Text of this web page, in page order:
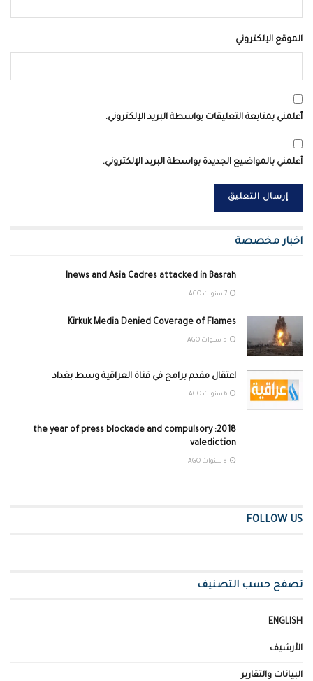
الموقع الإلكتروني
أعلمني بمتابعة التعليقات بواسطة البريد الإلكتروني.
أعلمني بالمواضيع الجديدة بواسطة البريد الإلكتروني.
اخبار مخصصة
Inews and Asia Cadres attacked in Basrah
Kirkuk Media Denied Coverage of Flames
اعتقال مقدم برامج في قناة العراقية وسط بغداد
2018: the year of press blockade and compulsory
valediction
FOLLOW US
تصفح حسب التصنيف
ENGLISH
الأرشيف
البيانات والتقارير